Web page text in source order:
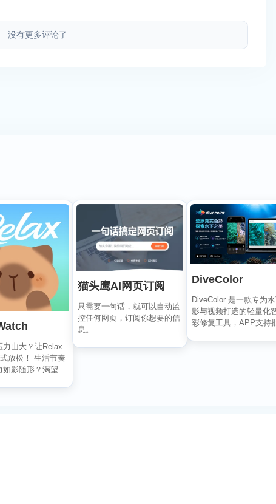
没有更多评论了
力山大？让Relax
式放松！ 生活节奏
如影随形？渴望片
猫头鹰AI网页订阅
只需要一句话，就可以自动监
控任何网页，订阅你想要的信
息。
DiveColor
DiveColor 是一款专为
影与视频打造的轻量化
彩修复工具，APP支持